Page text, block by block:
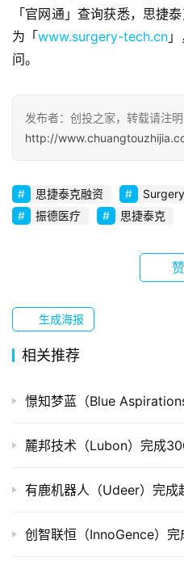
报
道
业
观
察
初
创
企
牌
购
组
公
上
「官网通」查询获悉，思捷
为「www.surgery-tech.cn
问。
发布者：创投之家，转载请注明
http://
思捷泰克融资
振德医疗
思捷泰克
赞
生成海报
相关推荐
憬知梦蓝（Blue
麓邦技术（Lubon）完成
有鹿机器人（Udeer）完成
创智联恒（InnoGence）完